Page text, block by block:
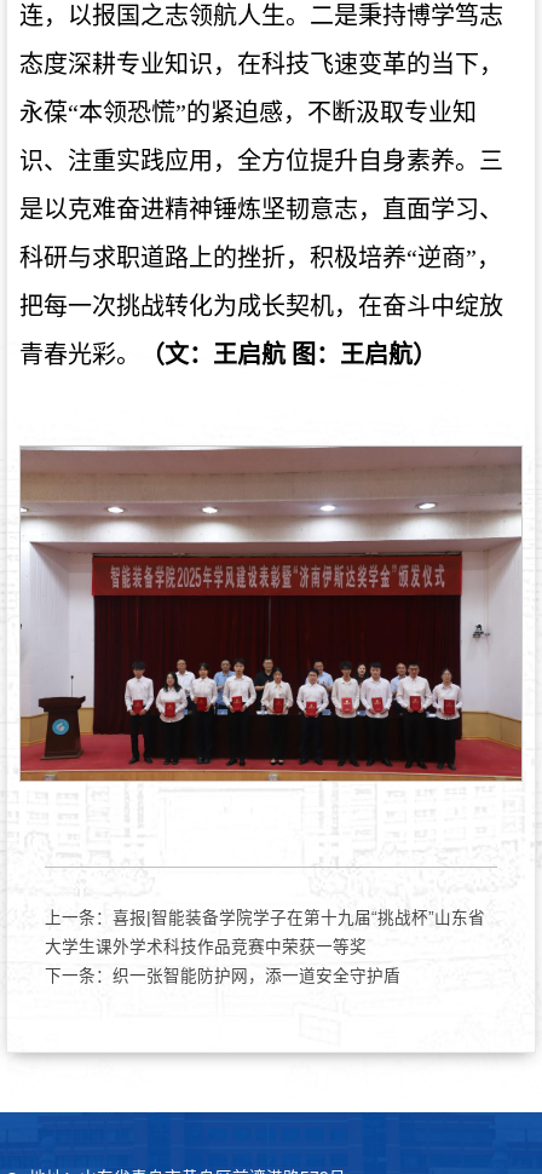
连，以报国之志领航人生。二是秉持博学笃志
态度深耕专业知识，在科技飞速变革的当下，
永葆“本领恐慌”的紧迫感，不断汲取专业知
识、注重实践应用，全方位提升自身素养。三
是以克难奋进精神锤炼坚韧意志，直面学习、
科研与求职道路上的挫折，积极培养“逆商”，
把每一次挑战转化为成长契机，在奋斗中绽放
青春光彩。
（文：王启航 图：王启航）
上一条： 喜报|智能装备学院学子在第十九届“挑战杯”山东省
大学生课外学术科技作品竞赛中荣获一等奖
下一条： 织一张智能防护网，添一道安全守护盾